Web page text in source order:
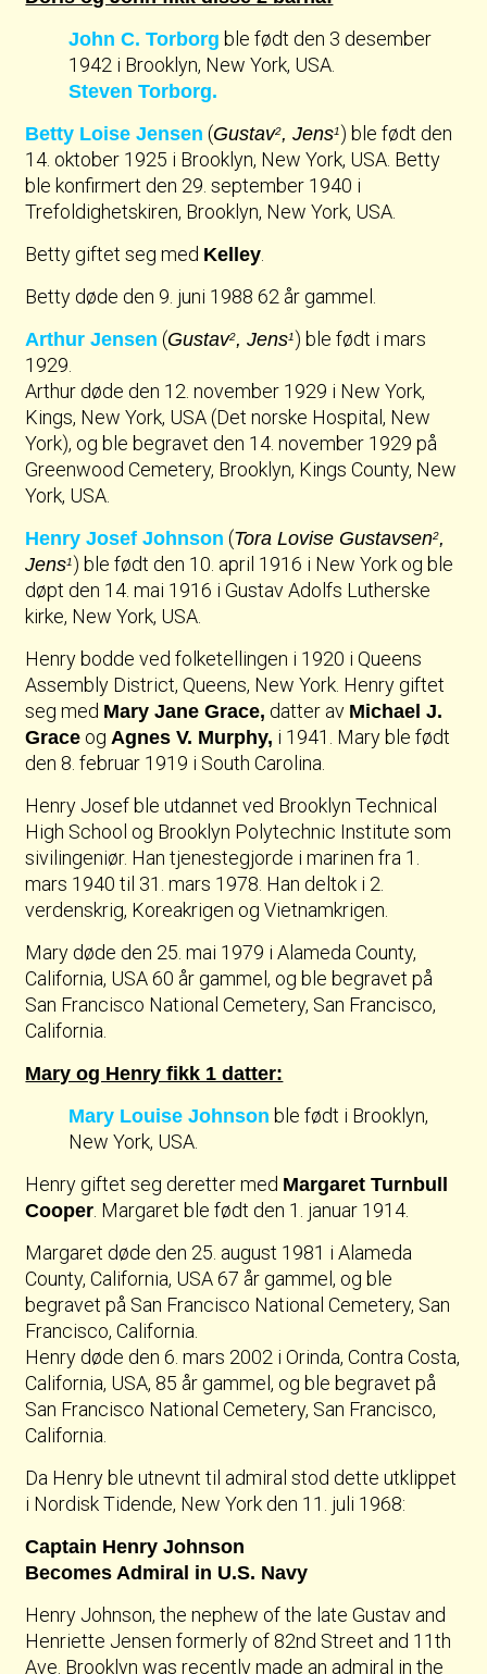
John C. Torborg ble født den 3 desember
1942 i Brooklyn, New York, USA.
Steven Torborg.
Betty Loise Jensen (Gustav2, Jens1) ble født den
14. oktober 1925 i Brooklyn, New York, USA. Betty
ble konfirmert den 29. september 1940 i
Trefoldighetskiren, Brooklyn, New York, USA.
Betty giftet seg med Kelley
Betty døde den 9. juni 1988 62 år gammel.
Arthur Jensen (Gustav2, Jens1) ble født i mars
1929.
Arthur døde den 12. november 1929 i New York,
Kings, New York, USA (Det norske Hospital, New
York), og ble begravet den 14. november 1929 på
Greenwood Cemetery, Brooklyn, Kings County, New
York, USA.
Henry Josef Johnson (Tora Lovise Gustavsen2,
Jens1) ble født den 10. april 1916 i New York og ble
døpt den 14. mai 1916 i Gustav Adolfs Lutherske
kirke, New York, USA.
Henry bodde ved folketellingen i 1920 i Queens
Assembly District, Queens, New York. Henry giftet
seg med Mary Jane Grace, datter av Michael J.
Grace og Agnes V. Murphy, i 1941. Mary ble født
den 8. februar 1919 i South Carolina.
Henry Josef ble utdannet ved Brooklyn Technical
High School og Brooklyn Polytechnic Institute som
sivilingeniør. Han tjenestegjorde i marinen fra 1.
mars 1940 til 31. mars 1978. Han deltok i 2.
verdenskrig, Koreakrigen og Vietnamkrigen.
Mary døde den 25. mai 1979 i Alameda County,
California, USA 60 år gammel, og ble begravet på
San Francisco National Cemetery, San Francisco,
California.
Mary og Henry fikk 1 datter:
Mary Louise Johnson ble født i Brooklyn,
New York, USA.
Henry giftet seg deretter med Margaret Turnbull
Cooper . Margaret ble født den 1. januar 1914.
Margaret døde den 25. august 1981 i Alameda
County, California, USA 67 år gammel, og ble
begravet på San Francisco National Cemetery, San
Francisco, California.
Henry døde den 6. mars 2002 i Orinda, Contra Costa,
California, USA, 85 år gammel, og ble begravet på
San Francisco National Cemetery, San Francisco,
California.
Da Henry ble utnevnt til admiral stod dette utklippet
i Nordisk Tidende, New York den 11. juli 1968:
Captain Henry Johnson
Becomes Admiral in U.S. Navy
Henry Johnson, the nephew of the late Gustav and
Henriette Jensen formerly of 82nd Street and 11th
Ave. Brooklyn was recently made an admiral in the